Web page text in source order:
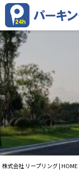
株式会社 リープリング | HOME